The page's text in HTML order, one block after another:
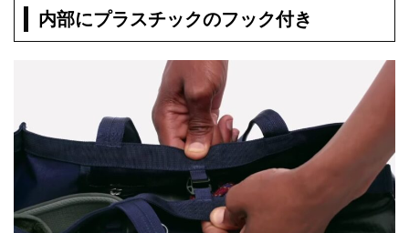
内部にプラスチックのフック付き